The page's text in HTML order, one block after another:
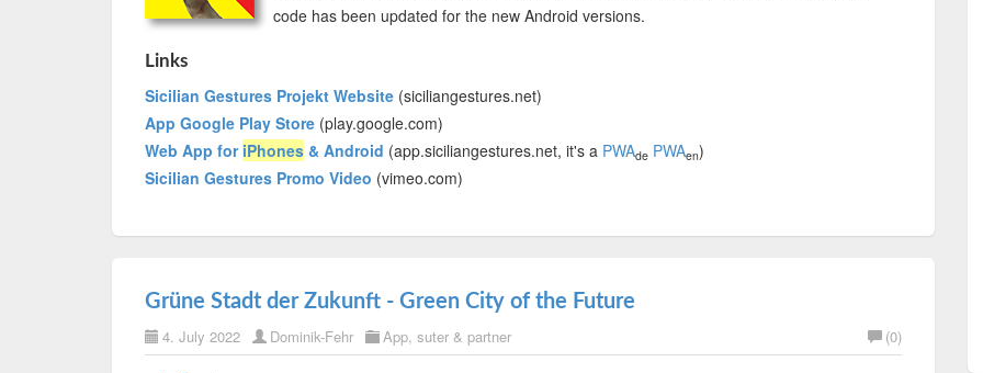
code has been updated for the new Android versions.
Links
Sicilian Gestures Projekt Website (siciliangestures.net)
App Google Play Store (play.google.com)
Web App for iPhones & Android (app.siciliangestures.net, it's a PWAde PWAen)
Sicilian Gestures Promo Video (vimeo.com)
Grüne Stadt der Zukunft - Green City of the Future
4. July 2022 Dominik-Fehr App, suter & partner (0)